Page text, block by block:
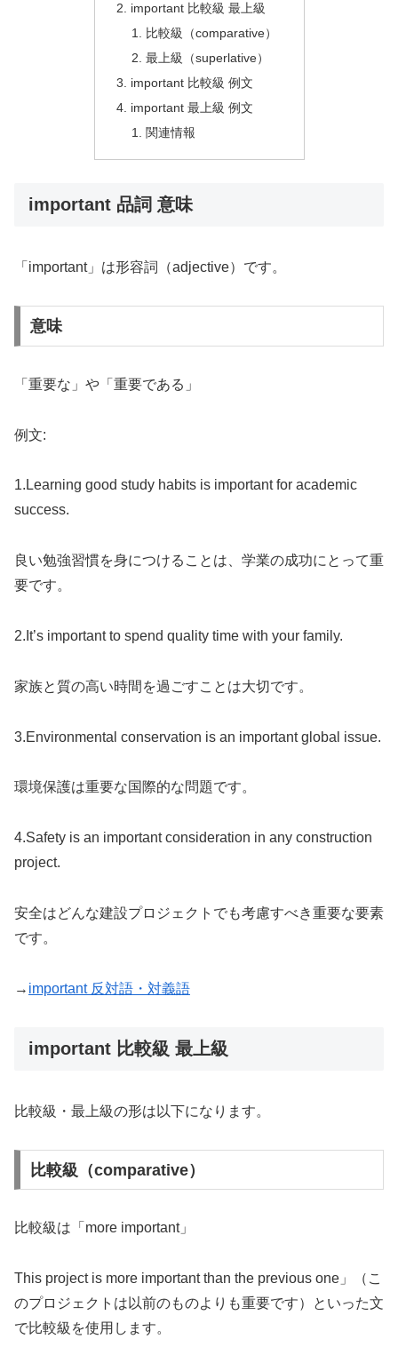
important 比較級 最上級
比較級（comparative）
最上級（superlative）
important 比較級 例文
important 最上級 例文
関連情報
important 品詞 意味
「important」は形容詞（adjective）です。
意味
「重要な」や「重要である」
例文:
1.Learning good study habits is important for academic
success.
良い勉強習慣を身につけることは、学業の成功にとって重
要です。
2.It’s important to spend quality time with your family.
家族と質の高い時間を過ごすことは大切です。
3.Environmental conservation is an important global issue.
環境保護は重要な国際的な問題です。
4.Safety is an important consideration in any construction
project.
安全はどんな建設プロジェクトでも考慮すべき重要な要素
です。
→ important 反対語・対義語
important 比較級 最上級
比較級・最上級の形は以下になります。
比較級（comparative）
比較級は「more important」
This project is more important than the previous one」（こ
のプロジェクトは以前のものよりも重要です）といった文
で比較級を使用します。